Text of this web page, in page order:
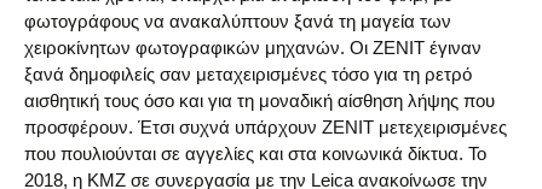
φωτογράφους να ανακαλύπτουν ξανά τη μαγεία των
χειροκίνητων φωτογραφικών μηχανών. Οι ZENIT έγιναν
ξανά δημοφιλείς σαν μεταχειρισμένες τόσο για τη ρετρό
αισθητική τους όσο και για τη μοναδική αίσθηση λήψης που
προσφέρουν. Έτσι συχνά υπάρχουν ΖΕΝΙΤ μετεχειρισμένες
που πουλιούνται σε αγγελίες και στα κοινωνικά δίκτυα. Το
2018, η KMZ σε συνεργασία με την Leica ανακοίνωσε την